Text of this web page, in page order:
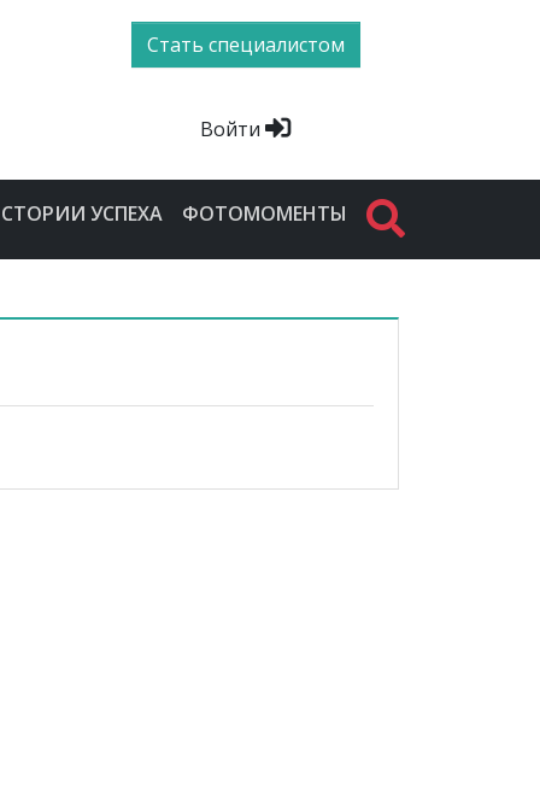
Стать специалистом
Войти
УСПЕХА ФОТОМОМЕНТЫ